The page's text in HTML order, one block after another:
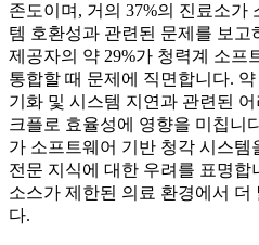
존도이며, 거의 37%의 진료소가
템 호환성과 관련된 문제를 보고
제공자의 약 29%가 청력계 소프
통합할 때 문제에 직면합니다.
기화 및 시스템 지연과 관련된
크플로 효율성에 영향을 미칩니
가 소프트웨어 기반 청각 시스템
전문 지식에 대한 우려를 표명합
소스가 제한된 의료 환경에서 더
다.